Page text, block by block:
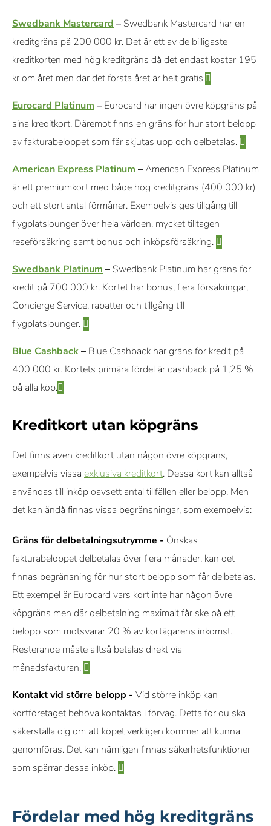
Swedbank Mastercard – Swedbank Mastercard har en
kreditgräns på 200 000 kr. Det är ett av de billigaste
kreditkorten med hög kreditgräns då det endast kostar 195
kr om året men där det första året är helt gratis.
Eurocard Platinum – Eurocard har ingen övre köpgräns på
sina kreditkort. Däremot finns en gräns för hur stort belopp
av fakturabeloppet som får skjutas upp och delbetalas.
American Express Platinum –American Express Platinum
är ett premiumkort med både hög kreditgräns (400 000 kr)
och ett stort antal förmåner. Exempelvis ges tillgång till
flygplatslounger över hela världen, mycket tilltagen
reseförsäkring samt bonus och inköpsförsäkring.
Swedbank Platinum – Swedbank Platinum har gräns för
kredit på 700 000 kr. Kortet har bonus, flera försäkringar,
Concierge Service, rabatter och tillgång till
flygplatslounger.
Blue Cashback– Blue Cashback har gräns för kredit på
400 000 kr. Kortets primära fördel är cashback på 1,25 %
på alla köp.
Kreditkort utan köpgräns
Det finns även kreditkort utan någon övre köpgräns,
exempelvis vissa exklusiva kreditkort. Dessa kort kan alltså
användas till inköp oavsett antal tillfällen eller belopp. Men
det kan ändå finnas vissa begränsningar, som exempelvis:
Gräns för delbetalningsutrymme - Önskas
fakturabeloppet delbetalas över flera månader, kan det
finnas begränsning för hur stort belopp som får delbetalas.
Ett exempel är Eurocard vars kort inte har någon övre
köpgräns men där delbetalning maximalt får ske på ett
belopp som motsvarar 20 % av kortägarens inkomst.
Resterande måste alltså betalas direkt via
månadsfakturan.
Kontakt vid större belopp - Vid större inköp kan
kortföretaget behöva kontaktas i förväg. Detta för du ska
säkerställa dig om att köpet verkligen kommer att kunna
genomföras. Det kan nämligen finnas säkerhetsfunktioner
som spärrar dessa inköp.
Fördelar med hög kreditgräns